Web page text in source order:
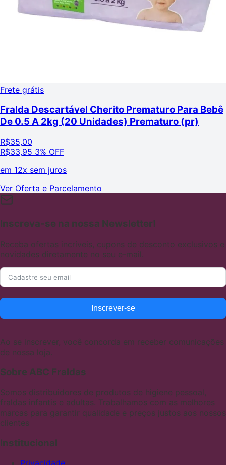
Frete grátis
Fralda Descartável Cherito Prematuro Para Bebê
De 0.5 A 2kg (20 Unidades) Prematuro (pr)
R$35,00
R$33,95 3% OFF
em 12x sem juros
Ver Oferta e Parcelamento
Inscreva-se na nossa Newsletter!
Receba ofertas incríveis, cupons de desconto exclusivos e
novidades diretamente no seu e-mail.
Inscrever-se
Ao se inscrever, você concorda em receber comunicações
de nossa loja.
Sobre ABC Fraldas
Somos distribuidores de produtos de higiene pessoal,
fraldas infantis e adultas. Trabalhamos com as melhores
marcas para garantir qualidade e preços justos aos nossos
clientes
Institucional